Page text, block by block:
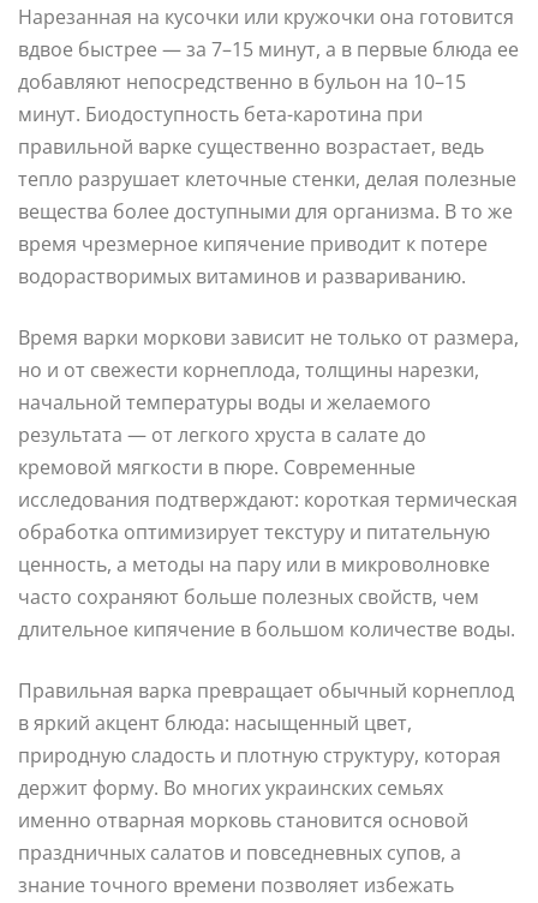
Нарезанная на кусочки или кружочки она готовится
вдвое быстрее — за 7–15 минут, а в первые блюда ее
добавляют непосредственно в бульон на 10–15
минут. Биодоступность бета-каротина при
правильной варке существенно возрастает, ведь
тепло разрушает клеточные стенки, делая полезные
вещества более доступными для организма. В то же
время чрезмерное кипячение приводит к потере
водорастворимых витаминов и развариванию.
Время варки моркови зависит не только от размера,
но и от свежести корнеплода, толщины нарезки,
начальной температуры воды и желаемого
результата — от легкого хруста в салате до
кремовой мягкости в пюре. Современные
исследования подтверждают: короткая термическая
обработка оптимизирует текстуру и питательную
ценность, а методы на пару или в микроволновке
часто сохраняют больше полезных свойств, чем
длительное кипячение в большом количестве воды.
Правильная варка превращает обычный корнеплод
в яркий акцент блюда: насыщенный цвет,
природную сладость и плотную структуру, которая
держит форму. Во многих украинских семьях
именно отварная морковь становится основой
праздничных салатов и повседневных супов, а
знание точного времени позволяет избежать